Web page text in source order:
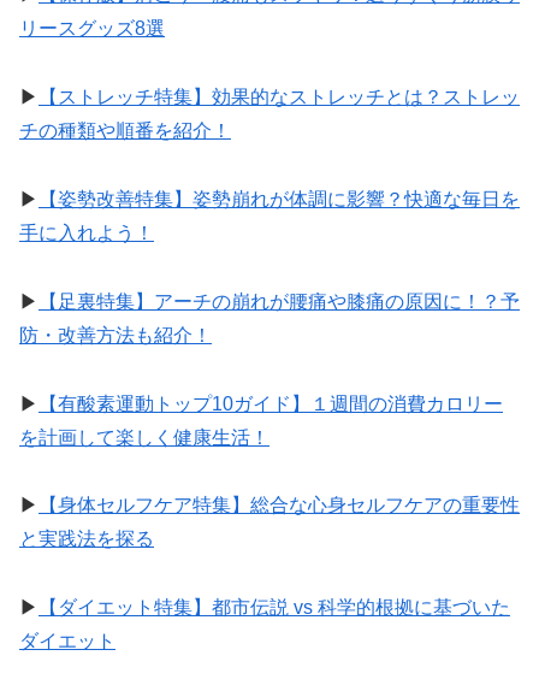
リースグッズ8選
▶︎
【ストレッチ特集】効果的なストレッチとは？ストレッ
チの種類や順番を紹介！
▶︎
【姿勢改善特集】姿勢崩れが体調に影響？快適な毎日を
手に入れよう！
▶︎
【足裏特集】アーチの崩れが腰痛や膝痛の原因に！？予
防・改善方法も紹介！
▶︎
【有酸素運動トップ10ガイド】１週間の消費カロリー
を計画して楽しく健康生活！
▶︎
【身体セルフケア特集】総合な心身セルフケアの重要性
と実践法を探る
▶︎
【ダイエット特集】都市伝説 vs 科学的根拠に基づいた
ダイエット